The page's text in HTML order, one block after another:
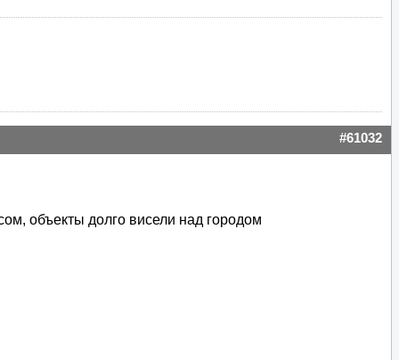
#61032
объекты долго висели над городом